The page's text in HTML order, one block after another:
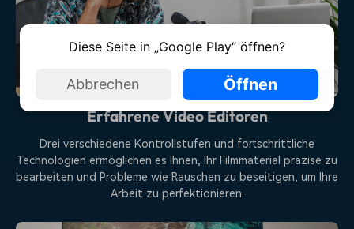
Erfahrene Video Editoren
Drei verschiedene Kontrollstufen und fortschrittliche
Technologien ermöglichen es Ihnen, Ihr Filmmaterial präzise zu
bearbeiten und Probleme wie Rauschen zu beseitigen, um Ihre
Arbeit zu perfektionieren.
Diese Seite in „Google Play“ öffnen?
Abbrechen Öffnen